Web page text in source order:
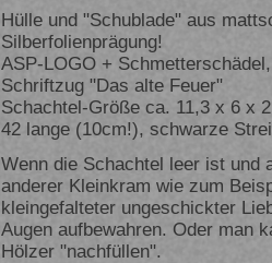
Hülle und "Schublade" aus
Silberfolienprägung!
ASP-LOGO +
Schriftzug "Das alte Feuer"
Schachtel-Größe ca. 11,3 x 6 x
42 lange (10cm!), schwarze
Wenn die Schachtel leer ist und
anderer Kleinkram wie zum
kleingefalteter ungeschickter
Augen aufbewahren. Oder man
Hölzer "nachfüllen".